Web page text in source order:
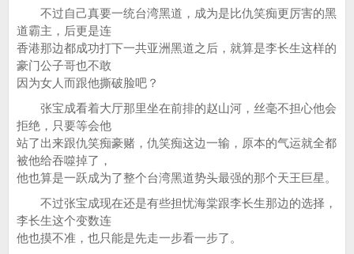
不过自己真要一统台湾黑道，成为是比仇笑痴更厉害的黑
道霸主，后更是连
香港那边都成功打下一共亚洲黑道之后，就算是李长生这样的
豪门公子哥也不敢
因为女人而跟他撕破脸吧？
张宝成看着大厅那里坐在前排的赵山河，丝毫不担心他会
拒绝，只要等会他
站了出来跟仇笑痴豪赌，仇笑痴这边一输，原本的气运就全都
被他给吞噬掉了，
他也算是一跃成为了整个台湾黑道势头最强的那个天王巨星。
不过张宝成现在还是有些担忧海棠跟李长生那边的选择，
李长生这个变数连
他也摸不准，也只能是先走一步看一步了。